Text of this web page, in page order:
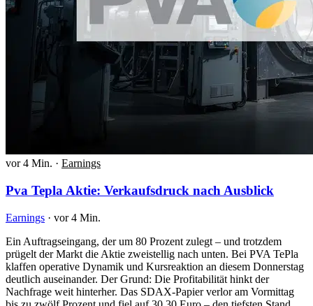
vor 4 Min. · Earnings
Pva Tepla Aktie: Verkaufsdruck nach Ausblick
Earnings · vor 4 Min.
Ein Auftragseingang, der um 80 Prozent zulegt – und trotzdem
prügelt der Markt die Aktie zweistellig nach unten. Bei PVA TePla
klaffen operative Dynamik und Kursreaktion an diesem Donnerstag
deutlich auseinander. Der Grund: Die Profitabilität hinkt der
Nachfrage weit hinterher. Das SDAX-Papier verlor am Vormittag